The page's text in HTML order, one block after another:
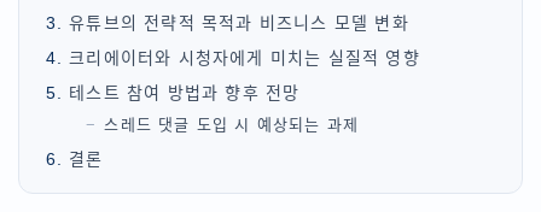
유튜브의 전략적 목적과 비즈니스 모델 변화
크리에이터와 시청자에게 미치는 실질적 영향
테스트 참여 방법과 향후 전망
스레드 댓글 도입 시 예상되는 과제
결론